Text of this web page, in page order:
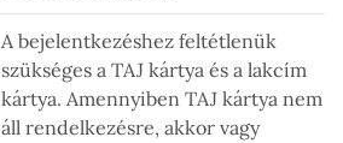
A bejelentkezéshez feltétlenük
szükséges a TAJ kártya és a lakcím
kártya. Amennyiben TAJ kártya nem
áll rendelkezésre, akkor vagy